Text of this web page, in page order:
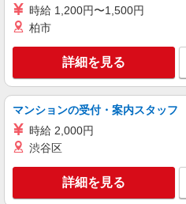
時給 1,200円〜1,500円
柏市
詳細を見る
マンションの受付・案内スタッフ
時給 2,000円
渋谷区
詳細を見る